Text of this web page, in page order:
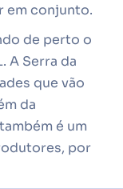
em conjunto.
de perto o
A Serra da
que vão
da
é um
por